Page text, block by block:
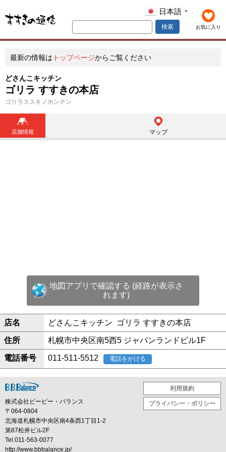
お気に入り
日本語 ▼
検索
最新の情報は トップページからご覧ください
どさんこキッチン
ゴリラ すすきの本店
ゴリラススキノホンテン
店舗情報 マップ
地図アプリで確認する (経路が表示さ
れます)
店名 どさんこキッチン ゴリラ すすきの本店
住所 札幌市中央区南5西5 ジャパンランドビル1F
電話番号 011-511-5512 電話をかける
株式会社ビービー・バランス
〒064-0804
北海道札幌市中央区南4条西1丁目1-2
第87松井ビル2F
Tel.011-563-0077
http://www.bbbalance.jp/
利用規約
プライバシー・ポリシー